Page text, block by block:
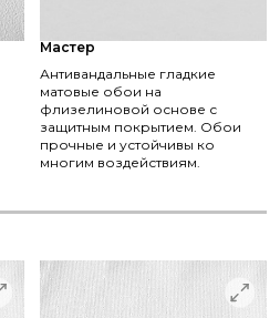
Мастер
Антивандальные гладкие
матовые обои на
флизелиновой основе с
защитным покрытием. Обои
прочные и устойчивы ко
многим воздействиям.